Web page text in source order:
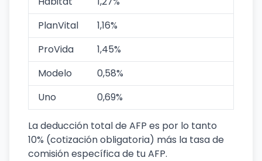
PlanVital
1,16%
ProVida
1,45%
Modelo
0,58%
Uno
0,69%
La deducción total de AFP es por lo tanto
10% (cotización obligatoria) más la tasa de
comisión específica de tu AFP.